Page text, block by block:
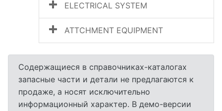
ELECTRICAL SYSTEM
ATTCHMENT EQUIPMENT
Содержащиеся в справочниках-каталогах
запасные части и детали не предлагаются к
продаже, а носят исключительно
информационный характер. В демо-версии